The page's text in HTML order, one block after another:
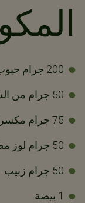
200 جرام حبوب شوكابيك
50 جرام من الشوفان
75 جرام مكسرات متنوعة وبذور من اختيارك
50 جرام لوز مطحون
50 جرام زبيب
1 بيضة